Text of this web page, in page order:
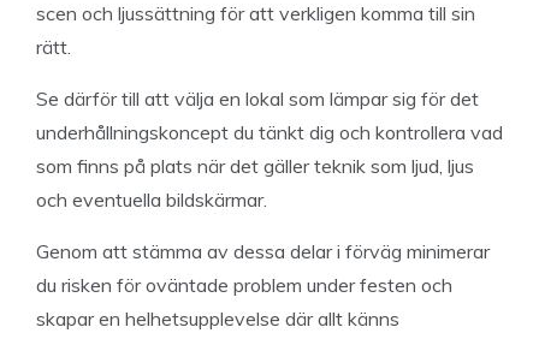
scen och ljussättning för att verkligen komma till sin
rätt.
Se därför till att välja en lokal som lämpar sig för det
underhållningskoncept du tänkt dig och kontrollera vad
som finns på plats när det gäller teknik som ljud, ljus
och eventuella bildskärmar.
Genom att stämma av dessa delar i förväg minimerar
du risken för oväntade problem under festen och
skapar en helhetsupplevelse där allt känns